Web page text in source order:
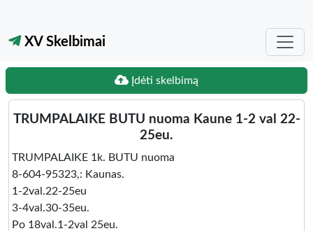
XV Skelbimai
Įdėti skelbimą
TRUMPALAIKE BUTU nuoma Kaune 1-2 val 22-
25eu.
TRUMPALAIKE 1k. BUTU nuoma
8-604-95323,: Kaunas.
1-2val.22-25eu
3-4val.30-35eu.
Po 18val.1-2val 25eu.